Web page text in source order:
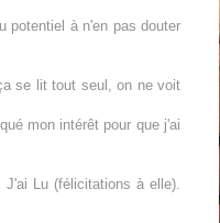
potentiel à n'en pas douter
se lit tout seul, on ne voit
mon intérêt pour que j'ai
J'ai Lu (félicitations à elle).